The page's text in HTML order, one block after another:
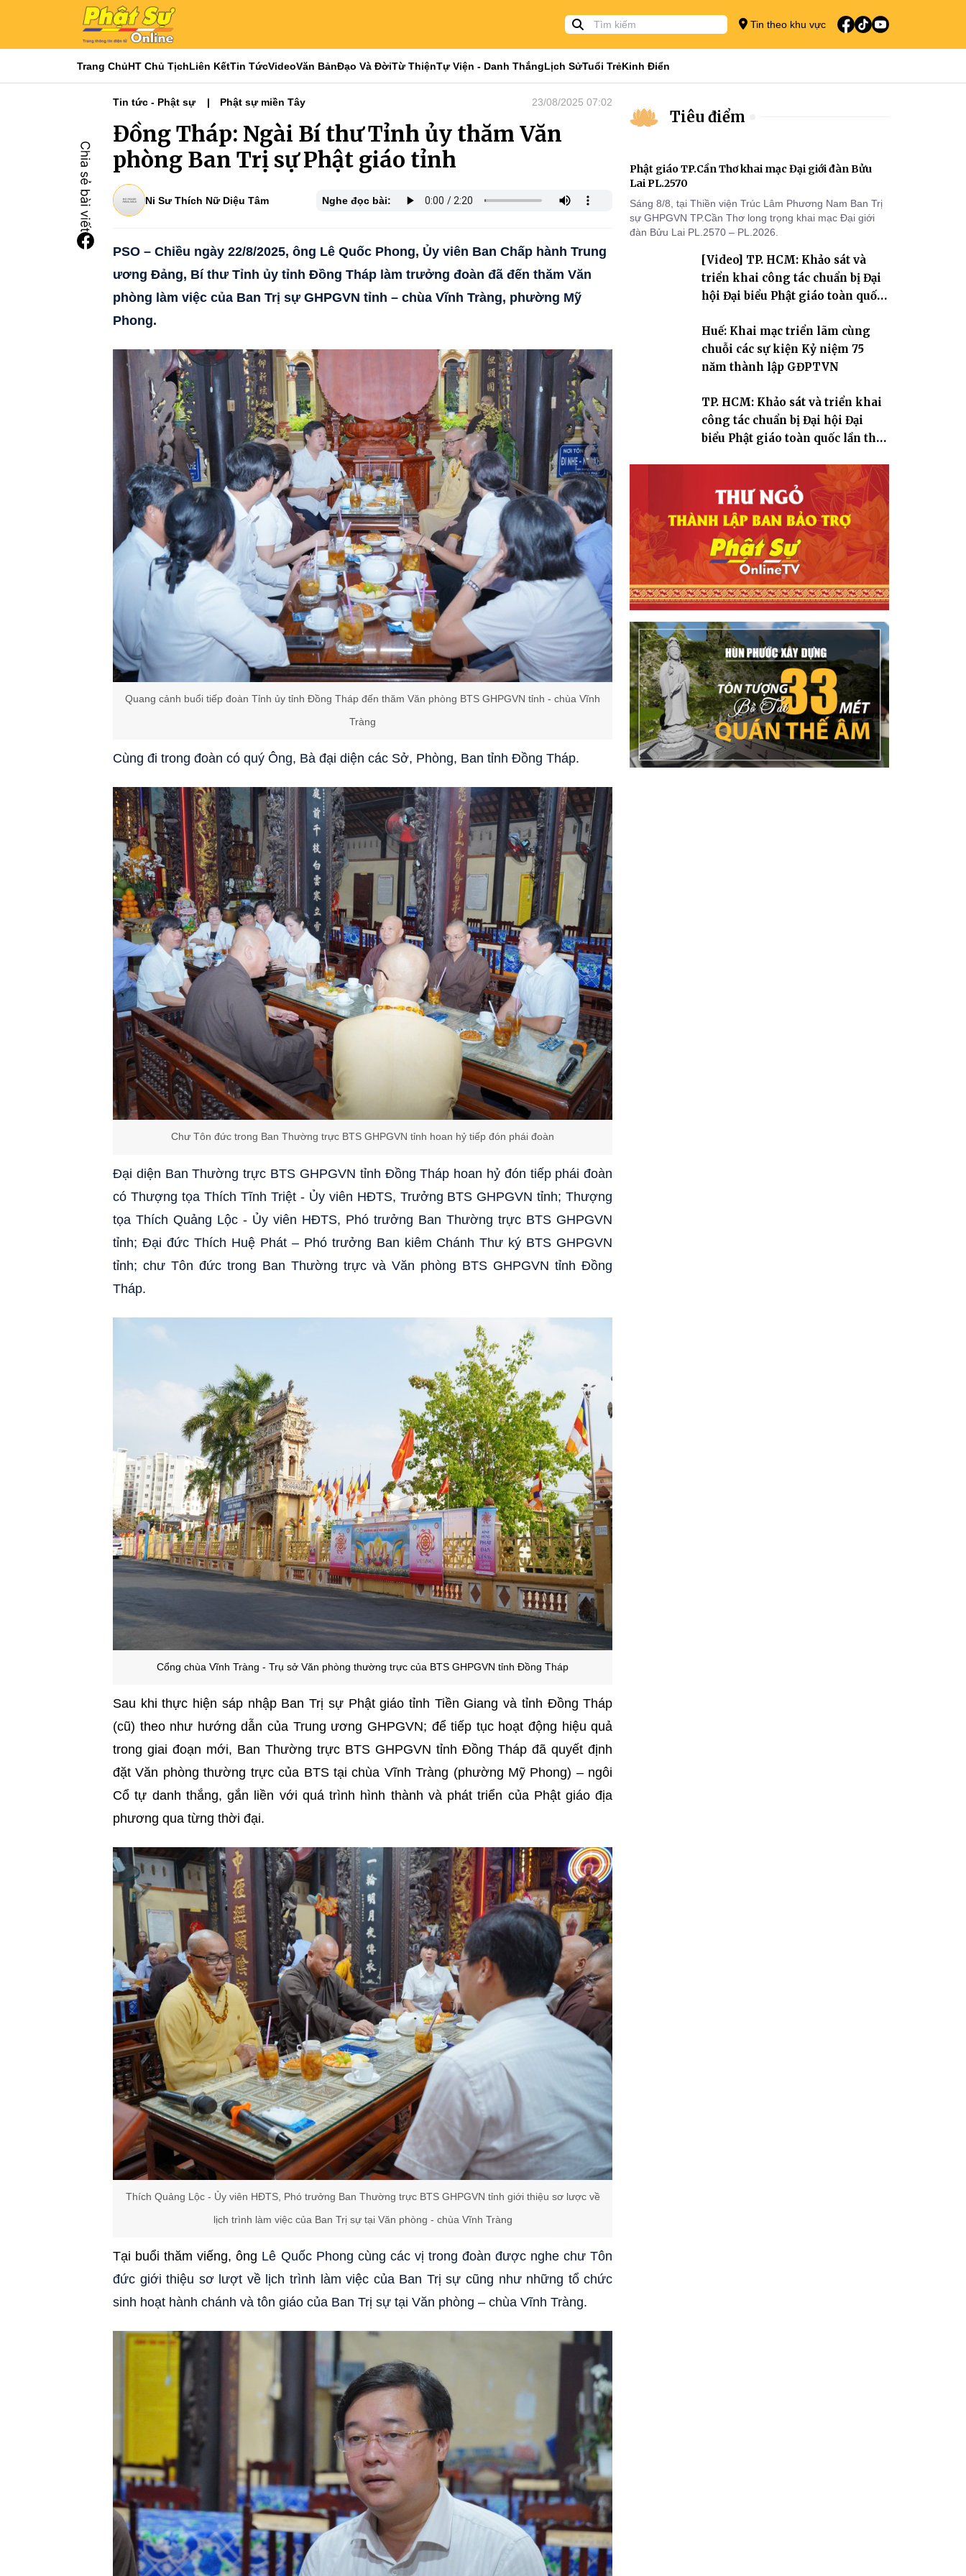
Tin theo khu vực
Trang ChủHT Chủ TịchLiên KếtTin TứcVideoVăn BảnĐạo Và ĐờiTừ ThiệnTự Viện - Danh ThắngLịch SửTuổi TrẻKinh Điển
Tin tức - Phật sự Phật sự miền Tây 23/08/2025 07:02
Đồng Tháp: Ngài Bí thư Tỉnh ủy thăm Văn
phòng Ban Trị sự Phật giáo tỉnh
Ni Sư Thích Nữ Diệu Tâm Nghe đọc bài:
PSO – Chiều ngày 22/8/2025, ông Lê Quốc Phong, Ủy viên Ban Chấp hành Trung
ương Đảng, Bí thư Tỉnh ủy tỉnh Đồng Tháp làm trưởng đoàn đã đến thăm Văn
phòng làm việc của Ban Trị sự GHPGVN tỉnh – chùa Vĩnh Tràng, phường Mỹ
Phong.
Quang cảnh buổi tiếp đoàn Tỉnh ủy tỉnh Đồng Tháp đến thăm Văn phòng BTS GHPGVN tỉnh - chùa Vĩnh
Tràng
Cùng đi trong đoàn có quý Ông, Bà đại diện các Sở, Phòng, Ban tỉnh Đồng Tháp.
Chư Tôn đức trong Ban Thường trực BTS GHPGVN tỉnh hoan hỷ tiếp đón phái đoàn
Đại diện Ban Thường trực BTS GHPGVN tỉnh Đồng Tháp hoan hỷ đón tiếp phái đoàn
có Thượng tọa Thích Tĩnh Triệt - Ủy viên HĐTS, Trưởng BTS GHPGVN tỉnh; Thượng
tọa Thích Quảng Lộc - Ủy viên HĐTS, Phó trưởng Ban Thường trực BTS GHPGVN
tỉnh; Đại đức Thích Huệ Phát – Phó trưởng Ban kiêm Chánh Thư ký BTS GHPGVN
tỉnh; chư Tôn đức trong Ban Thường trực và Văn phòng BTS GHPGVN tỉnh Đồng
Tháp.
Cổng chùa Vĩnh Tràng - Trụ sở Văn phòng thường trực của BTS GHPGVN tỉnh Đồng Tháp
Sau khi thực hiện sáp nhập Ban Trị sự Phật giáo tỉnh Tiền Giang và tỉnh Đồng Tháp
(cũ) theo như hướng dẫn của Trung ương GHPGVN; để tiếp tục hoạt động hiệu quả
trong giai đoạn mới, Ban Thường trực BTS GHPGVN tỉnh Đồng Tháp đã quyết định
đặt Văn phòng thường trực của BTS tại chùa Vĩnh Tràng (phường Mỹ Phong) – ngôi
Cổ tự danh thắng, gắn liền với quá trình hình thành và phát triển của Phật giáo địa
phương qua từng thời đại.
Thích Quảng Lộc - Ủy viên HĐTS, Phó trưởng Ban Thường trực BTS GHPGVN tỉnh giới thiệu sơ lược về
lịch trình làm việc của Ban Trị sự tại Văn phòng - chùa Vĩnh Tràng
Tại buổi thăm viếng, ông Lê Quốc Phong cùng các vị trong đoàn được nghe chư Tôn
đức giới thiệu sơ lượt về lịch trình làm việc của Ban Trị sự cũng như những tổ chức
sinh hoạt hành chánh và tôn giáo của Ban Trị sự tại Văn phòng – chùa Vĩnh Tràng.
Tiêu điểm
Phật giáo TP.Cần Thơ khai mạc Đại giới đàn Bửu
Lai PL.2570
Sáng 8/8, tại Thiền viện Trúc Lâm Phương Nam Ban Trị
sự GHPGVN TP.Cần Thơ long trọng khai mạc Đại giới
đàn Bửu Lai PL.2570 – PL.2026.
[Video] TP. HCM: Khảo sát và
triển khai công tác chuẩn bị Đại
hội Đại biểu Phật giáo toàn quốc
Huế: Khai mạc triển lãm cùng
chuỗi các sự kiện Kỷ niệm 75
năm thành lập GĐPTVN
TP. HCM: Khảo sát và triển khai
công tác chuẩn bị Đại hội Đại
biểu Phật giáo toàn quốc lần thứ